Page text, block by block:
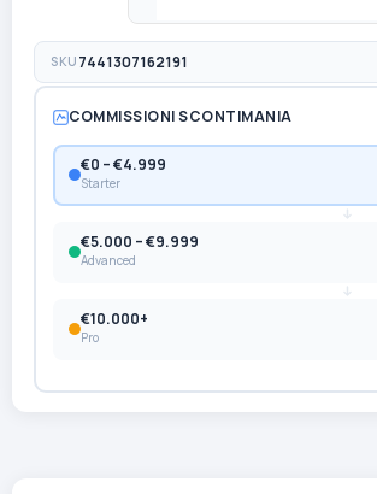
SKU 7441307162191
COMMISSIONI SCONTIMANIA
€0 – €4.999
Starter
€5.000 – €9.999
Advanced
€10.000+
Pro